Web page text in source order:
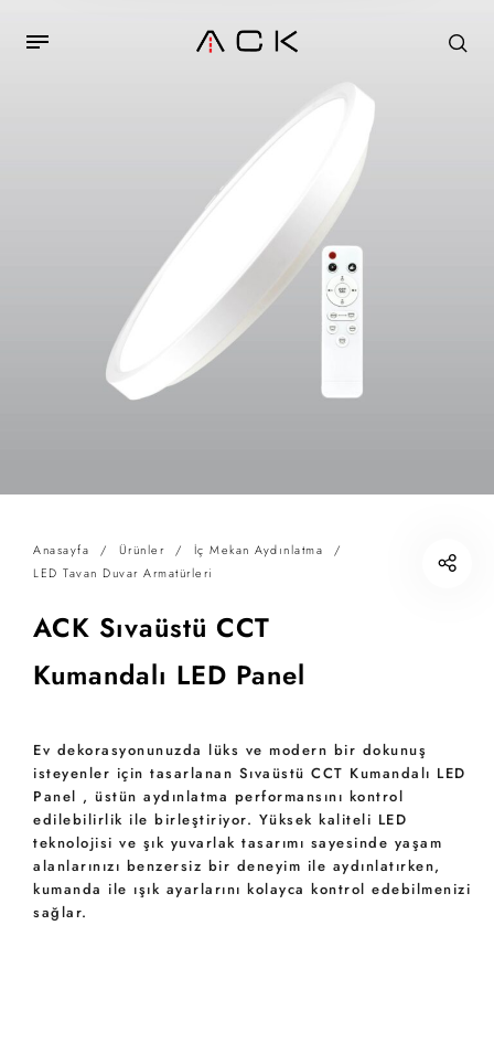
Anasayfa / Ürünler / İç Mekan Aydınlatma
/
LED Tavan Duvar Armatürleri
ACK Sıvaüstü CCT
Kumandalı LED Panel
Ev dekorasyonunuzda lüks ve modern bir dokunuş
isteyenler için tasarlanan Sıvaüstü CCT Kumandalı LED
Panel , üstün aydınlatma performansını kontrol
edilebilirlik ile birleştiriyor. Yüksek kaliteli LED
teknolojisi ve şık yuvarlak tasarımı sayesinde yaşam
alanlarınızı benzersiz bir deneyim ile aydınlatırken,
kumanda ile ışık ayarlarını kolayca kontrol edebilmenizi
sağlar.